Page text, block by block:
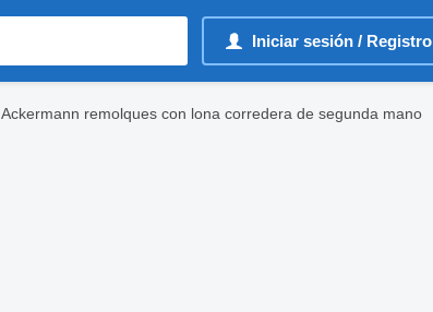
Iniciar sesión / Registro
Ackermann remolques con lona corredera de segunda mano